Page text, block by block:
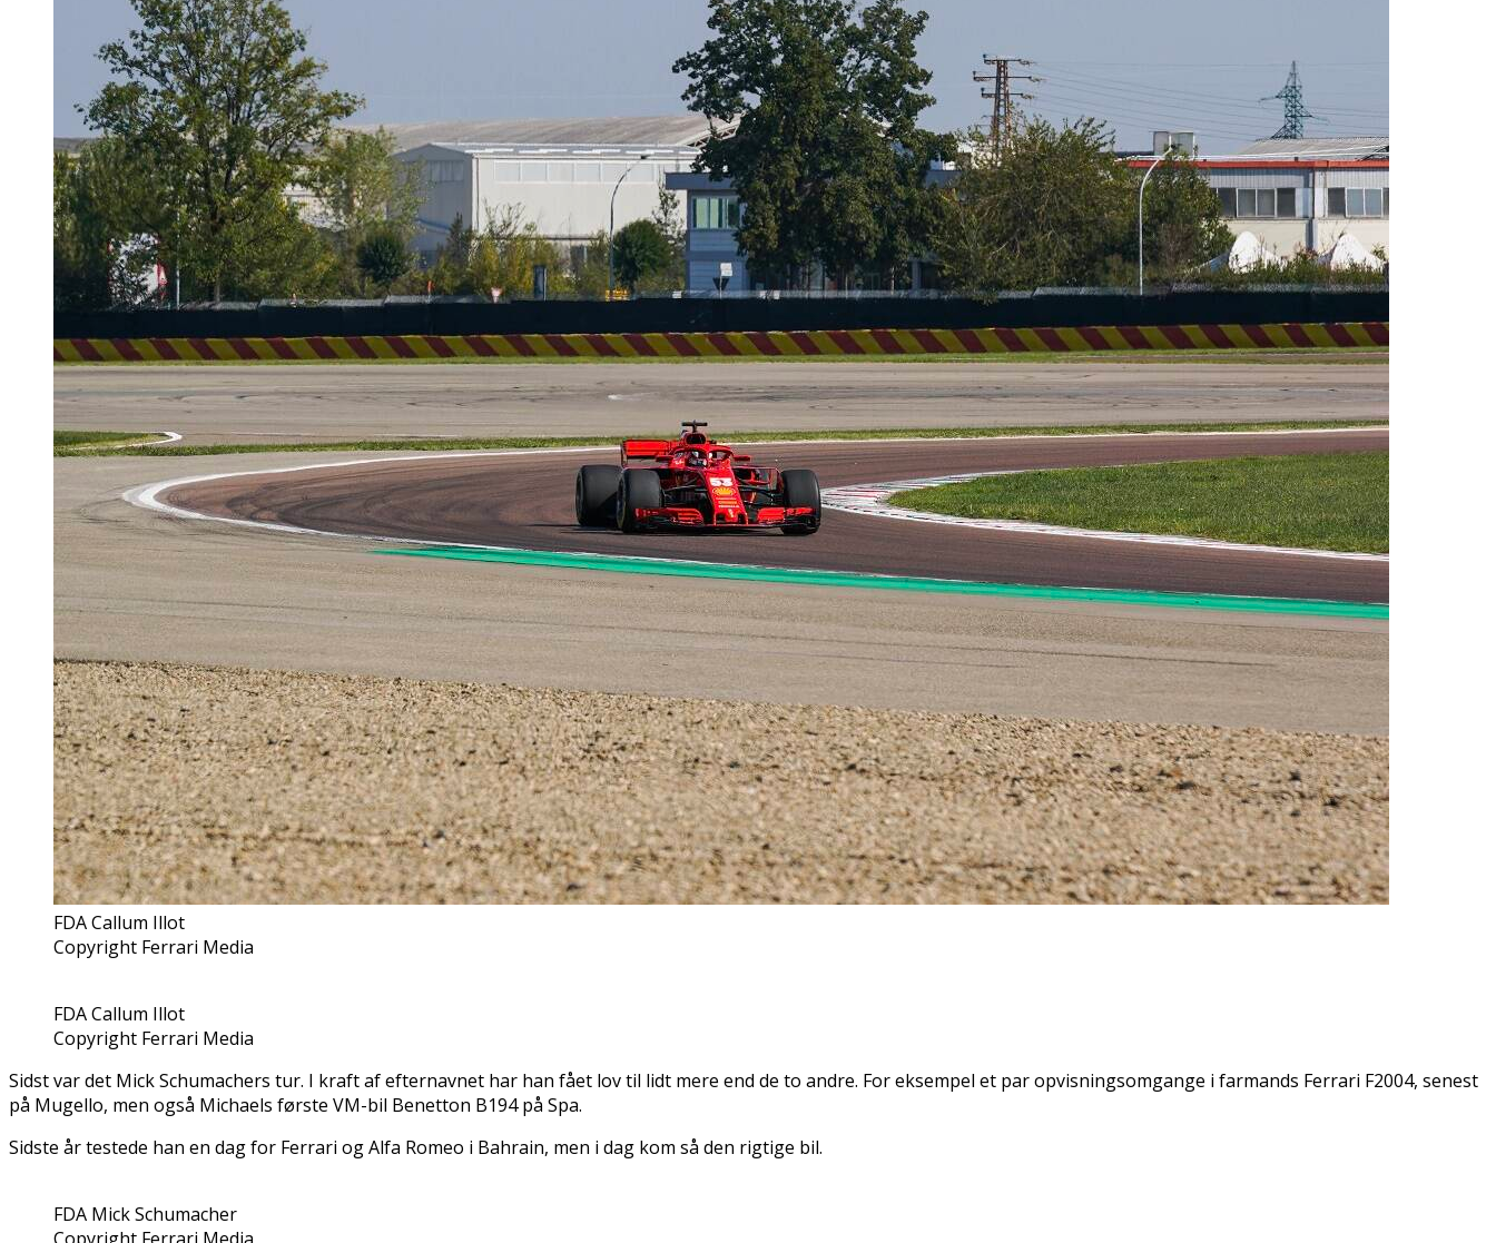
FDA Callum Illot
Copyright Ferrari Media
FDA Callum Illot
Copyright Ferrari Media
Sidst var det Mick Schumachers tur. I kraft af efternavnet har han fået lov til lidt mere end de to andre. For eksempel et par opvisningsomgange i farmands Ferrari F2004, senest
på Mugello, men også Michaels første VM-bil Benetton B194 på Spa.
Sidste år testede han en dag for Ferrari og Alfa Romeo i Bahrain, men i dag kom så den rigtige bil.
FDA Mick Schumacher